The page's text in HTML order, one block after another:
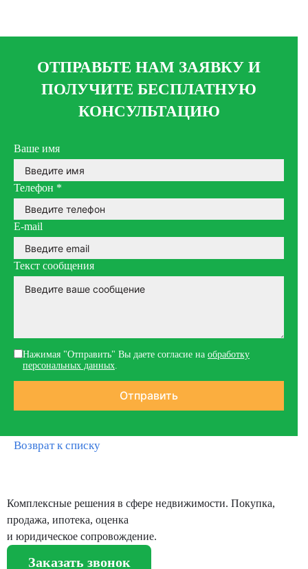
ОТПРАВЬТЕ НАМ ЗАЯВКУ И
ПОЛУЧИТЕ БЕСПЛАТНУЮ
КОНСУЛЬТАЦИЮ
Ваше имя
Телефон *
E-mail
Текст сообщения
Нажимая "Отправить" Вы даете согласие на обработку
персональных данных
Возврат к списку
Комплексные решения в сфере недвижимости. Покупка,
продажа, ипотека, оценка
и юридическое сопровождение.
Заказать звонок